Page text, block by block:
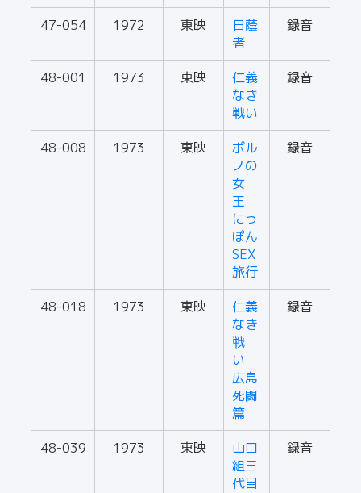
47-054 1972 東映
日蔭
者
録音
48-001 1973 東映
仁義
なき
戦い
録音
48-008 1973 東映
ポル
ノの
女
王
にっ
ぽん
SEX
旅行
録音
48-018 1973 東映
仁義
なき
戦
い
広島
死闘
篇
録音
48-039 1973 東映
山口
組三
代目
録音